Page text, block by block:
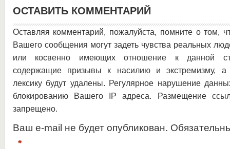
ОСТАВИТЬ КОММЕНТАРИЙ
Оставляя комментарий, пожалуйста, помните о том,
Вашего сообщения могут задеть чувства реальных
или косвенно имеющих отношение к данной
содержащие призывы к насилию и экстремизму, а
лексику будут удалены. Регулярное нарушение
блокированию Вашего IP адреса. Размещение
запрещено.
Ваш e-mail не будет опубликован.
*